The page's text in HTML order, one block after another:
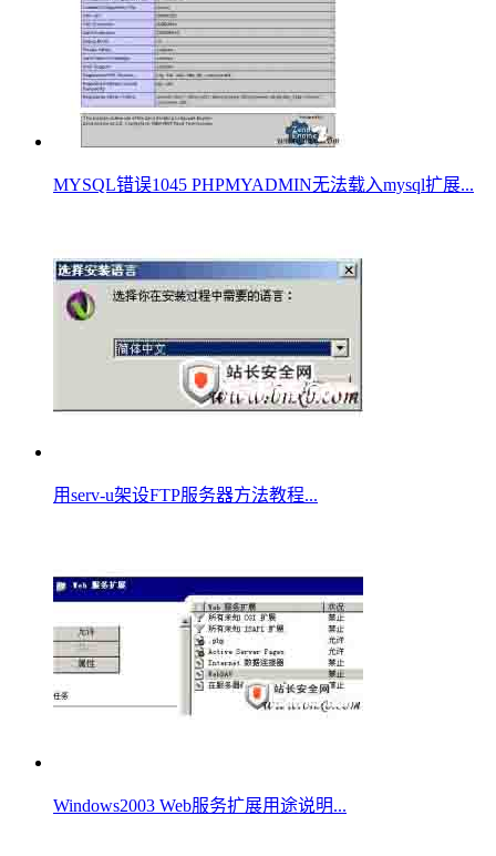
MYSQL错误1045 PHPMYADMIN无法载入mysql扩展...
用serv-u架设FTP服务器方法教程...
Windows2003 Web服务扩展用途说明...